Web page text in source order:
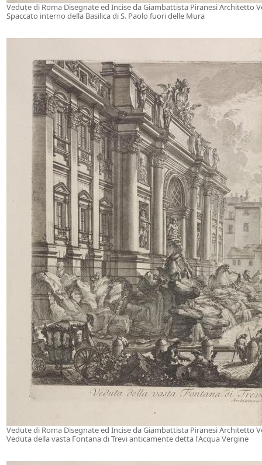
Vedute di Roma Disegnate ed Incise da Giambattista Piranesi Architetto
Spaccato interno della Basilica di S. Paolo fuori delle Mura
Vedute di Roma Disegnate ed Incise da Giambattista Piranesi Architetto
Veduta della vasta Fontana di Trevi anticamente detta l'Acqua Vergine